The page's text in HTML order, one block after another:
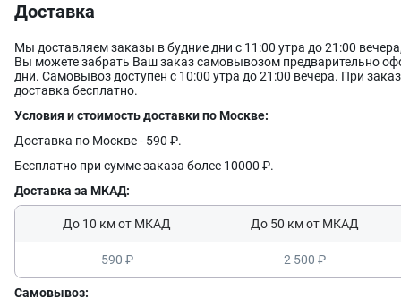
Доставка
Мы доставляем заказы в будние дни с 11:00 утра до 21:00
Вы можете забрать Ваш заказ самовывозом предварительно
дни. Самовывоз доступен с 10:00 утра до 21:00 вечера. При
доставка бесплатно.
Условия и стоимость доставки по Москве:
Доставка по Москве - 590 ₽.
Бесплатно при сумме заказа более 10000 ₽.
Доставка за МКАД:
До 10 км от МКАД До 50 км от МКАД
590 ₽ 2 500 ₽
Самовывоз: